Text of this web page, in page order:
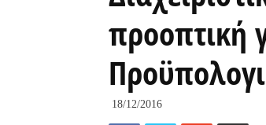
προοπτική
18/12/2016